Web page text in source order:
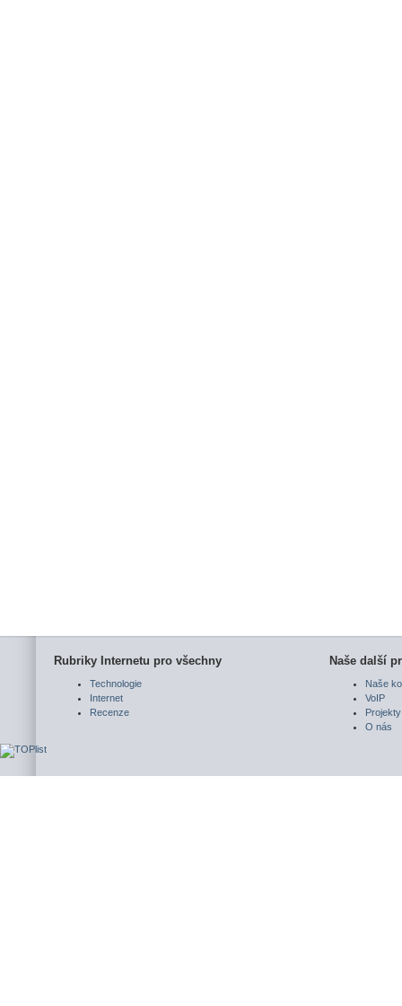
Rubriky Internetu pro všechny
Technologie
Internet
Recenze
Naše další
Naše
VoIP
Projekty
O nás